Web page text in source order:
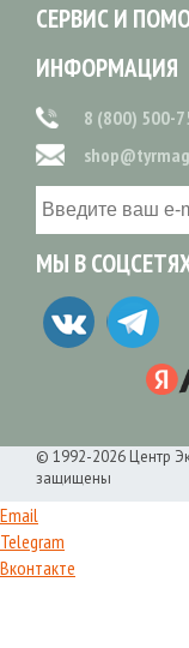
СЕРВИС И
ИНФОРМАЦИЯ
8 (800) 500-
МЫ В
© 1992-2026 Центр
защищены
Email
Telegram
Вконтакте